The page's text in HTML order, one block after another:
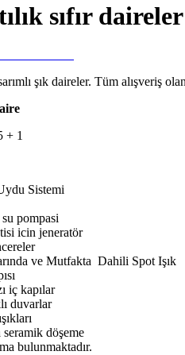
sıfır
şık daireler. Tüm alışveriş
+ 1
Sistemi
su pompasi
icin jeneratör
ve Mutfakta Dahili Spot Işık
iç kapılar
duvarlar
döşeme
bulunmaktadır.